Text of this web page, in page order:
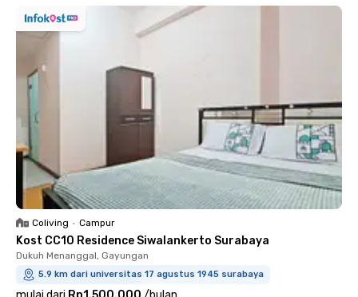
Coliving • Campur
Kost CC10 Residence Siwalankerto Surabaya
Dukuh Menanggal, Gayungan
5.9 km dari universitas 17 agustus 1945 surabaya